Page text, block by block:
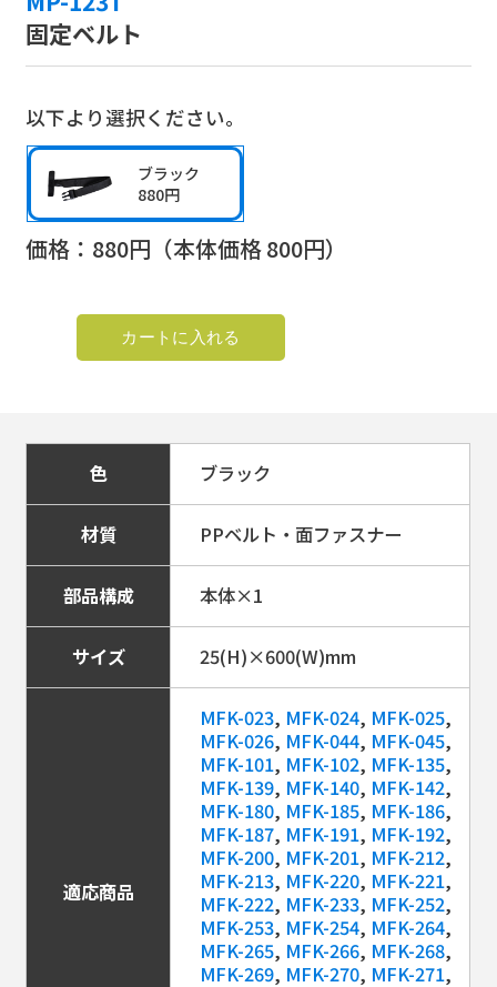
固定ベルト
以下より選択ください。
ブラック
880円
価格： 880円（本体価格800円）
色 ブラック
材質 PPベルト・面ファスナー
部品構成 本体×1
サイズ 25(H)×600(W)mm
適応商品
MFK-023, MFK-024, MFK-025,
MFK-026, MFK-044, MFK-045,
MFK-101, MFK-102, MFK-135,
MFK-139, MFK-140, MFK-142,
MFK-180, MFK-185, MFK-186,
MFK-187, MFK-191, MFK-192,
MFK-200, MFK-201, MFK-212,
MFK-213, MFK-220, MFK-221,
MFK-222, MFK-233, MFK-252,
MFK-253, MFK-254, MFK-264,
MFK-265, MFK-266, MFK-268,
MFK-269, MFK-270, MFK-271,